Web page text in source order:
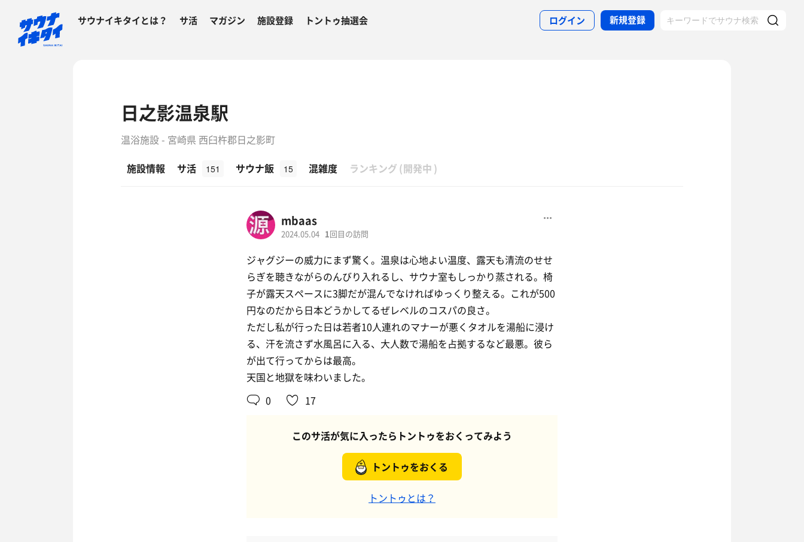
サウナイキタイとは？ サ活 マガジン 施設登録 トントゥ抽選会 ログイン 新規登録
日之影温泉駅
温浴施設 - 宮崎県 西臼杵郡日之影町
施設情報
サ活 151 サウナ飯 15 混雑度 ランキング (開発中 )
mbaas
2024.05.04 1 回目の訪問
ジャグジーの威力にまず驚く。温泉は心地よい温度、露天も清流のせせ
らぎを聴きながらのんびり入れるし、サウナ室もしっかり蒸される。椅
子が露天スペースに3脚だが混んでなければゆっくり整える。これが500
円なのだから日本どうかしてるぜレベルのコスパの良さ。
ただし私が行った日は若者10人連れのマナーが悪くタオルを湯船に浸け
る、汗を流さず水風呂に入る、大人数で湯船を占拠するなど最悪。彼ら
が出て行ってからは最高。
天国と地獄を味わいました。
0
17
このサ活が気に入ったらトントゥをおくってみよう
トントゥをおくる
トントゥとは？